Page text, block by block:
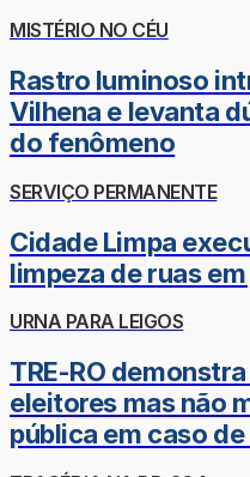
MISTÉRIO NO CÉU
Rastro luminoso
Vilhena e levanta
do fenômeno
SERVIÇO PERMANENTE
Cidade Limpa
limpeza de ruas
URNA PARA LEIGOS
TRE-RO
eleitores mas não
pública em caso